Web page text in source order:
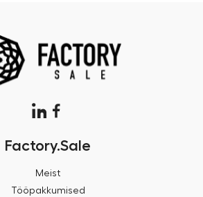
Factory.Sale
Meist
Tööpakkumised